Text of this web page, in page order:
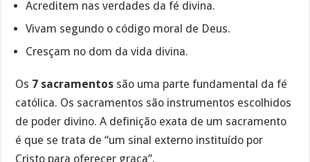
Acreditem nas verdades da fé divina.
Vivam segundo o código moral de Deus.
Cresçam no dom da vida divina.
Os 7 sacramentos são uma parte fundamental da fé
católica. Os sacramentos são instrumentos escolhidos
de poder divino. A definição exata de um sacramento
é que se trata de “um sinal externo instituído por
Cristo para oferecer graça”.